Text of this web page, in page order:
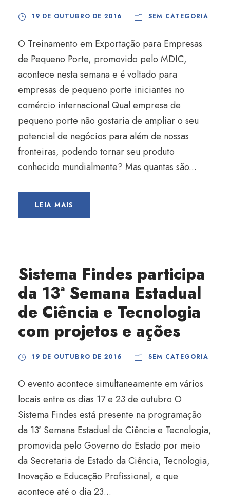
19 DE OUTUBRO DE 2016 SEM CATEGORIA
O Treinamento em Exportação para Empresas
de Pequeno Porte, promovido pelo MDIC,
acontece nesta semana e é voltado para
empresas de pequeno porte iniciantes no
comércio internacional Qual empresa de
pequeno porte não gostaria de ampliar o seu
potencial de negócios para além de nossas
fronteiras, podendo tornar seu produto
conhecido mundialmente? Mas quantas são...
LEIA MAIS
Sistema Findes participa
da 13ª Semana Estadual
de Ciência e Tecnologia
com projetos e ações
19 DE OUTUBRO DE 2016 SEM CATEGORIA
O evento acontece simultaneamente em vários
locais entre os dias 17 e 23 de outubro O
Sistema Findes está presente na programação
da 13ª Semana Estadual de Ciência e Tecnologia,
promovida pelo Governo do Estado por meio
da Secretaria de Estado da Ciência, Tecnologia,
Inovação e Educação Profissional, e que
acontece até o dia 23...